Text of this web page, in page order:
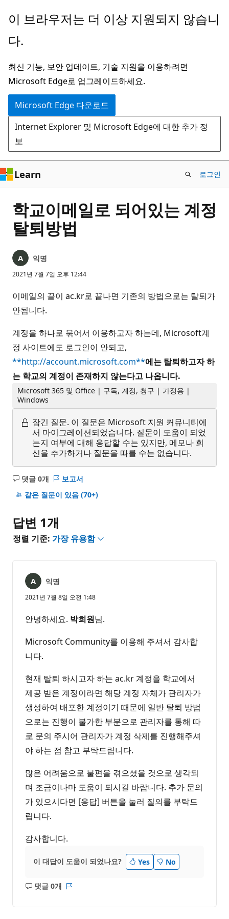
주
콘
츠
로
건
너
뛰
기
이 브라우저는 더 이상 지원되지 않습니
다.
최신 기능, 보안 업데이트, 기술 지원을 이용하려면
Microsoft Edge로 업그레이드하세요.
Microsoft Edge 다운로드
Internet Explorer 및 Microsoft Edge에 대한 추가 정
보
Learn 로그인
학교이메일로 되어있는 계정
탈퇴방법
익명
2021년 7월 7일 오후 12:44
이메일의 끝이 ac.kr로 끝나면 기존의 방법으로는 탈퇴가
안됩니다.
계정을 하나로 묶어서 이용하고자 하는데, Microsoft계
정 사이트에도 로그인이 안되고,
**http://account.microsoft.com**에는 탈퇴하고자 하
는 학교의 계정이 존재하지 않는다고 나옵니다.
Microsoft 365 및 Office | 구독, 계정, 청구 | 가정용 |
Windows
잠긴 질문. 이 질문은 Microsoft 지원 커뮤니티에
서 마이그레이션되었습니다. 질문이 도움이 되었
는지 여부에 대해 응답할 수는 있지만, 메모나 회
신을 추가하거나 질문을 따를 수는 없습니다.
댓글 0개
설
명
음
보고서
같은 질문이 있음 (70+)
답변 1개
정렬 기준: 가장 유용함
익명
2021년 7월 8일 오전 1:48
안녕하세요. 박희원님.
Microsoft Community를 이용해 주셔서 감사합
니다.
현재 탈퇴 하시고자 하는 ac.kr 계정을 학교에서
제공 받은 계정이라면 해당 계정 자체가 관리자가
생성하여 배포한 계정이기 때문에 일반 탈퇴 방법
으로는 진행이 불가한 부분으로 관리자를 통해 따
로 문의 주시어 관리자가 계정 삭제를 진행해주셔
야 하는 점 참고 부탁드립니다.
많은 어려움으로 불편을 겪으셨을 것으로 생각되
며 조금이나마 도움이 되시길 바랍니다. 추가 문의
가 있으시다면 [응답] 버튼을 눌러 질의를 부탁드
립니다.
감사합니다.
이 대답이 도움이 되었나요? Yes No
댓글 0개
설